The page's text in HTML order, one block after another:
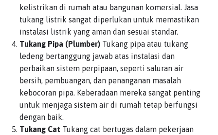
kelistrikan di rumah atau bangunan komersial. Jasa
tukang listrik sangat diperlukan untuk memastikan
instalasi listrik yang aman dan sesuai standar.
Tukang Pipa (Plumber) Tukang pipa atau tukang
ledeng bertanggung jawab atas instalasi dan
perbaikan sistem perpipaan, seperti saluran air
bersih, pembuangan, dan penanganan masalah
kebocoran pipa. Keberadaan mereka sangat penting
untuk menjaga sistem air di rumah tetap berfungsi
dengan baik.
Tukang Cat Tukang cat bertugas dalam pekerjaan